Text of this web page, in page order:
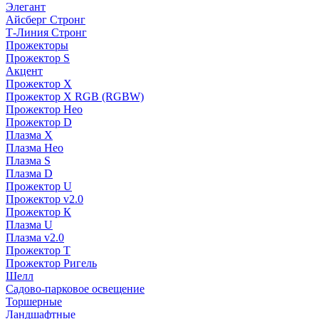
Элегант
Айсберг Стронг
Т-Линия Стронг
Прожекторы
Прожектор S
Акцент
Прожектор X
Прожектор Х RGB (RGBW)
Прожектор Нео
Прожектор D
Плазма X
Плазма Нео
Плазма S
Плазма D
Прожектор U
Прожектор v2.0
Прожектор К
Плазма U
Плазма v2.0
Прожектор Т
Прожектор Ригель
Шелл
Садово-парковое освещение
Торшерные
Ландшафтные